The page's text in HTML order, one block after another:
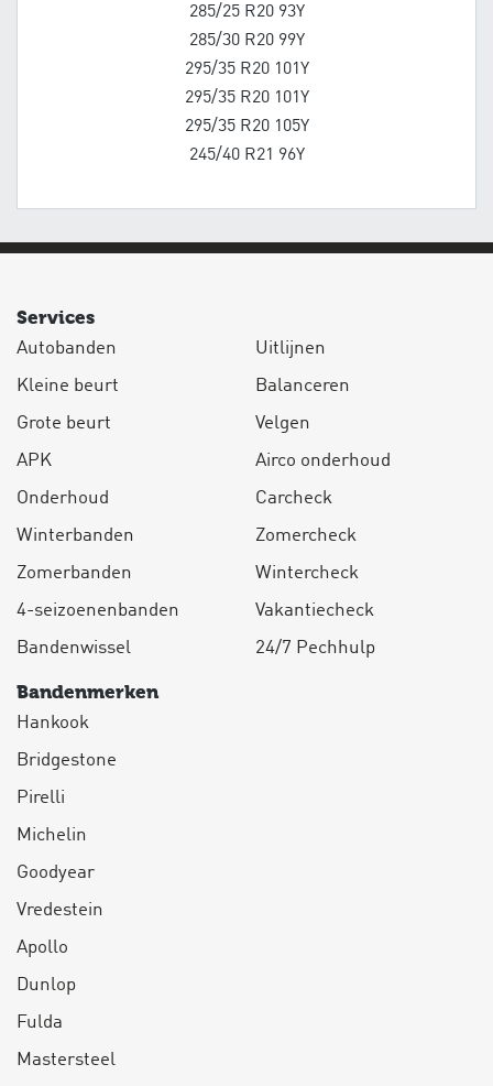
285/25 R20 93Y
285/30 R20 99Y
295/35 R20 101Y
295/35 R20 101Y
295/35 R20 105Y
245/40 R21 96Y
Services
Autobanden
Kleine beurt
Grote beurt
APK
Onderhoud
Winterbanden
Zomerbanden
4-seizoenenbanden
Bandenwissel
Uitlijnen
Balanceren
Velgen
Airco onderhoud
Carcheck
Zomercheck
Wintercheck
Vakantiecheck
24/7 Pechhulp
Bandenmerken
Hankook
Bridgestone
Pirelli
Michelin
Goodyear
Vredestein
Apollo
Dunlop
Fulda
Mastersteel